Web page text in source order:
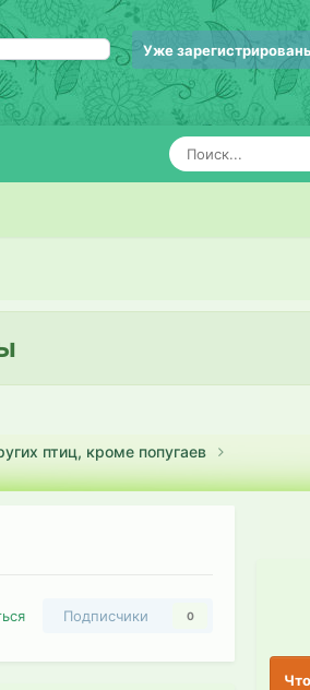
Уже
птиц, кроме попугаев
Подписчики 0